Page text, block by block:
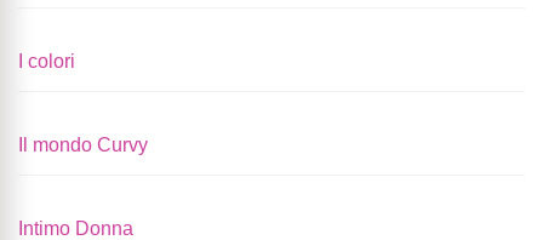
I colori
Il mondo Curvy
Intimo Donna